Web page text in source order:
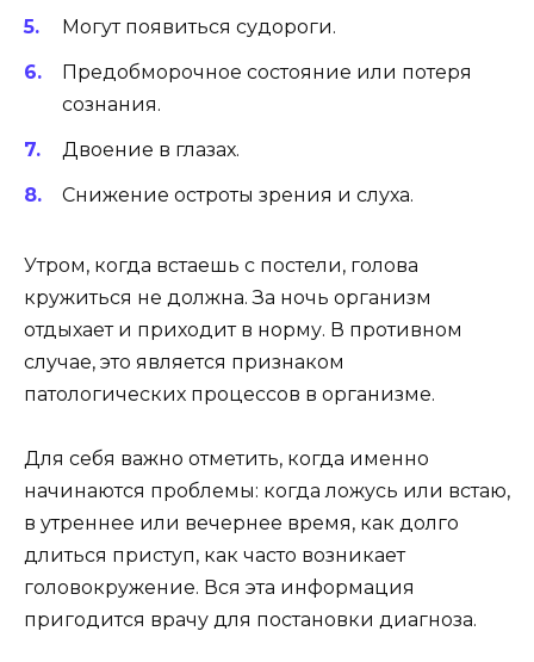
Могут появиться судороги.
Предобморочное состояние или потеря
сознания.
Двоение в глазах.
Снижение остроты зрения и слуха.
Утром, когда встаешь с постели, голова
кружиться не должна. За ночь организм
отдыхает и приходит в норму. В противном
случае, это является признаком
патологических процессов в организме.
Для себя важно отметить, когда именно
начинаются проблемы: когда ложусь или встаю,
в утреннее или вечернее время, как долго
длиться приступ, как часто возникает
головокружение. Вся эта информация
пригодится врачу для постановки диагноза.